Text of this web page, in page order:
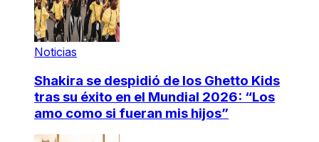
Noticias
Shakira se despidió de los Ghetto Kids
tras su éxito en el Mundial 2026: “Los
amo como si fueran mis hijos”